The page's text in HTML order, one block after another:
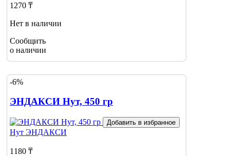
1270 ₸
Нет в наличии
Сообщить
о наличии
-6%
ЭНДАКСИ Нут, 450 гр
Добавить в избранное
Нут ЭНДАКСИ
1180 ₸